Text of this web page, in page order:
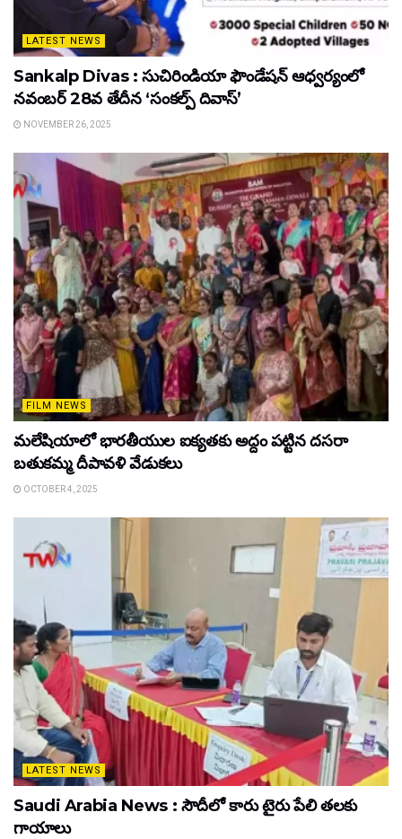
LATEST NEWS
Sankalp Divas : సుచిరిండియా ఫౌండేషన్ ఆధ్వర్యంలో
నవంబర్ 28వ తేదీన ‘సంకల్ప్ దివాస్’
NOVEMBER 26, 2025
FILM NEWS
మలేషియాలో భారతీయుల ఐక్యతకు అద్దం పట్టిన దసరా
బతుకమ్మ దీపావళి వేడుకలు
OCTOBER 4, 2025
LATEST NEWS
Saudi Arabia News : సౌదీలో కారు టైరు పేలి తలకు
గాయాలు